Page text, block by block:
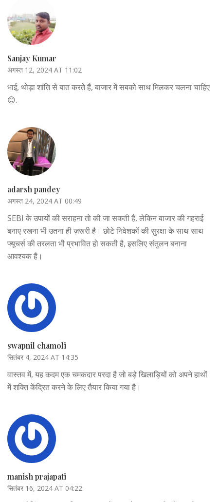
Sanjay Kumar
अगस्त 12, 2024 AT 11:02
भाई, थोड़ा शांति से बात करते हैं, बाजार में सबको साथ मिलकर चलना चाहिए
😊.
adarsh pandey
अगस्त 24, 2024 AT 00:49
SEBI के उपायों की सराहना तो की जा सकती है, लेकिन बाजार की गहराई
बनाए रखना भी उतना ही ज़रूरी है। छोटे निवेशकों की सुरक्षा के साथ साथ
फ्यूचर्स की तरलता भी प्रभावित हो सकती है, इसलिए संतुलन बनाना
आवश्यक है।
swapnil chamoli
सितंबर 4, 2024 AT 14:35
वास्तव में, यह कदम एक चमकदार परदा है जो बड़े खिलाड़ियों को अपने हाथों
में शक्ति केंद्रित करने के लिए तैयार किया गया है।
manish prajapati
सितंबर 16, 2024 AT 04:22